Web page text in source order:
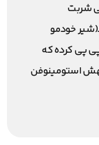
کرد. من ۱.۵ سی سی شربت
خودمو
اینقد پی پی کرده که
استومینوفن